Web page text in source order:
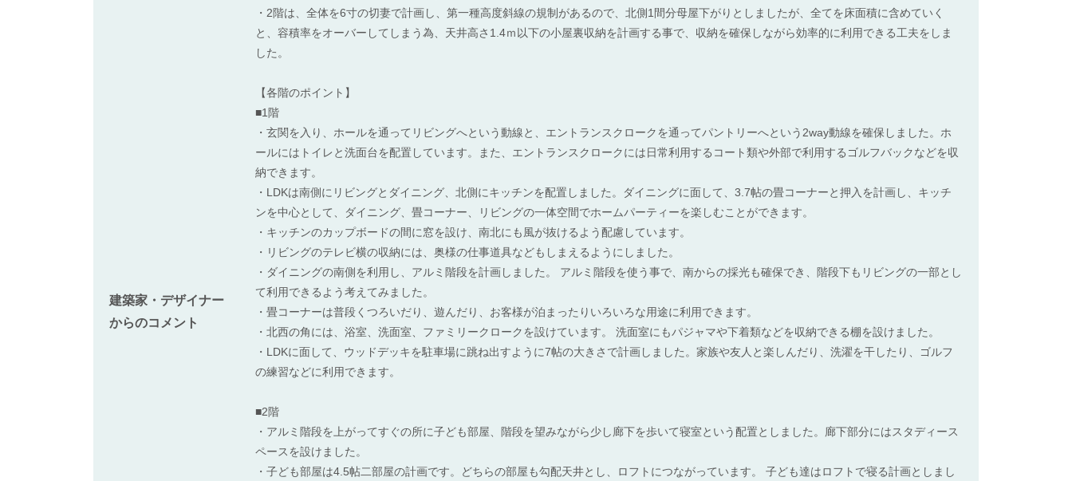
建築家・デザイナー
からのコメント
・2階は、全体を6寸の切妻で計画し、第一種高度斜線の規制があるので、北側1間分母屋下がりとしましたが、全てを床面積に含めていく
と、容積率をオーバーしてしまう為、天井高さ1.4ｍ以下の小屋裏収納を計画する事で、収納を確保しながら効率的に利用できる工夫をしま
した。
【各階のポイント】
■1階
・玄関を入り、ホールを通ってリビングへという動線と、エントランスクロークを通ってパントリーへという2way動線を確保しました。ホ
ールにはトイレと洗面台を配置しています。また、エントランスクロークには日常利用するコート類や外部で利用するゴルフバックなどを収
納できます。
・LDKは南側にリビングとダイニング、北側にキッチンを配置しました。ダイニングに面して、3.7帖の畳コーナーと押入を計画し、キッチ
ンを中心として、ダイニング、畳コーナー、リビングの一体空間でホームパーティーを楽しむことができます。
・キッチンのカップボードの間に窓を設け、南北にも風が抜けるよう配慮しています。
・リビングのテレビ横の収納には、奥様の仕事道具などもしまえるようにしました。
・ダイニングの南側を利用し、アルミ階段を計画しました。 アルミ階段を使う事で、南からの採光も確保でき、階段下もリビングの一部とし
て利用できるよう考えてみました。
・畳コーナーは普段くつろいだり、遊んだり、お客様が泊まったりいろいろな用途に利用できます。
・北西の角には、浴室、洗面室、ファミリークロークを設けています。 洗面室にもパジャマや下着類などを収納できる棚を設けました。
・LDKに面して、ウッドデッキを駐車場に跳ね出すように7帖の大きさで計画しました。家族や友人と楽しんだり、洗濯を干したり、ゴルフ
の練習などに利用できます。
■2階
・アルミ階段を上がってすぐの所に子ども部屋、階段を望みながら少し廊下を歩いて寝室という配置としました。廊下部分にはスタディース
ペースを設けました。
・子ども部屋は4.5帖二部屋の計画です。どちらの部屋も勾配天井とし、ロフトにつながっています。 子ども達はロフトで寝る計画としまし